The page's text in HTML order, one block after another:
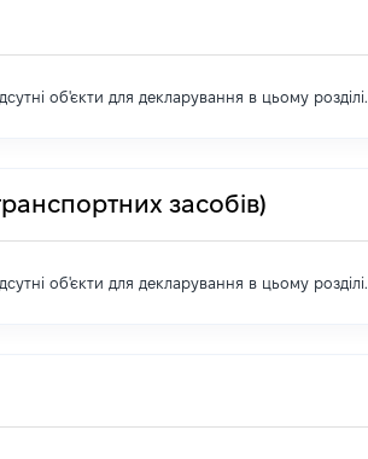
об'єкти для декларування в цьому розділі.
засобів)
об'єкти для декларування в цьому розділі.